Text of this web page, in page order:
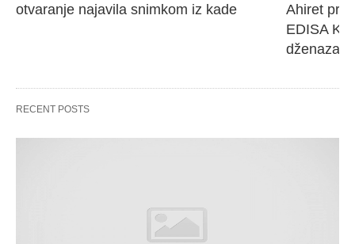
otvaranje najavila snimkom iz kade
Ahiret
EDISA
dženaza
RECENT POSTS